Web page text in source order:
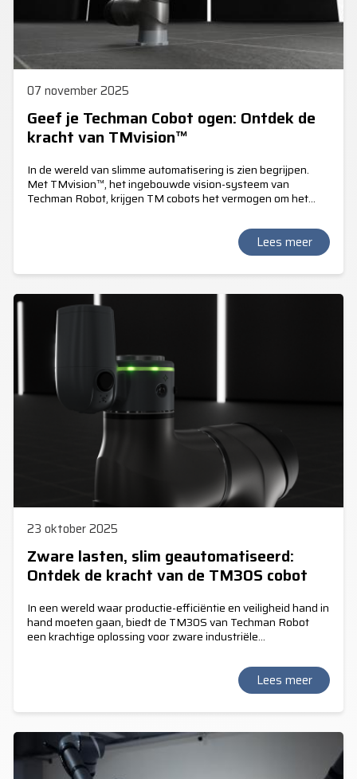
07 november 2025
Geef je Techman Cobot ogen: Ontdek de
kracht van TMvision™
In de wereld van slimme automatisering is zien begrijpen.
Met TMvision™, het ingebouwde vision-systeem van
Techman Robot, krijgen TM cobots het vermogen om het
mobiele karakter van de verplaats bare TM Cobot en de
automatische kalibratie op de nieuwe werklocatie.
Lees meer
23 oktober 2025
Zware lasten, slim geautomatiseerd:
Ontdek de kracht van de TM30S cobot
In een wereld waar productie-efficiëntie en veiligheid hand in
hand moeten gaan, biedt de TM30S van Techman Robot
een krachtige oplossing voor zware industriële
ontworpen om zware taken zoals palletiseren, depalletiseren
en materiaalverplaatsing te automatiseren—zonder in te
Lees meer